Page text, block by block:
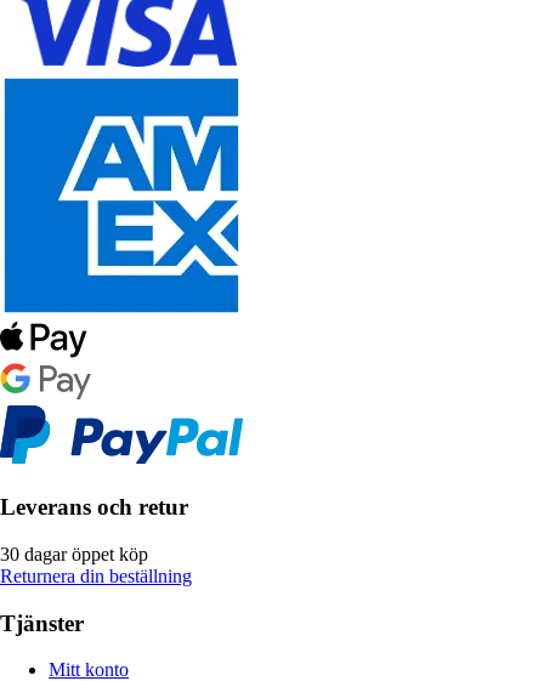
Leverans och retur
30 dagar öppet köp
Returnera din beställning
Tjänster
Mitt konto